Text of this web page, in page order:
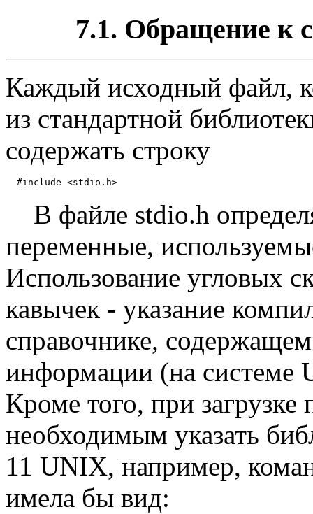
7.1. Обращение к
Каждый исходный файл,
из стандартной
содержать строку
В файле stdio.h
переменные,
Использование угловых
кавычек - указание
справочнике,
информации (на
Кроме того, при
необходимым указать
11 UNIX, например,
имела бы вид: